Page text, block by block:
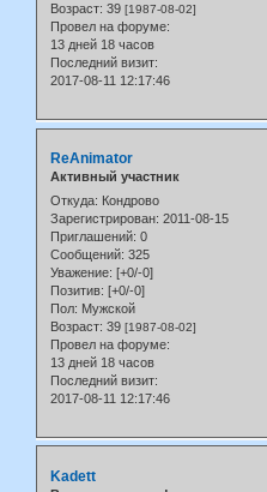
Возраст: 39 [1987-08-02]
Провел на форуме:
13 дней 18 часов
Последний визит:
2017-08-11 12:17:46
ReAnimator
Активный участник
Откуда: Кондрово
Зарегистрирован: 2011-08-15
Приглашений: 0
Сообщений: 325
Уважение: [+0/-0]
Позитив: [+0/-0]
Пол: Мужской
Возраст: 39 [1987-08-02]
Провел на форуме:
13 дней 18 часов
Последний визит:
2017-08-11 12:17:46
Kadett